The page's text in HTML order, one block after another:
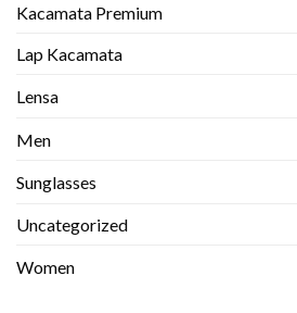
Aman
Kacamata Premium
Lap Kacamata
Lensa
Men
Sunglasses
Uncategorized
Women